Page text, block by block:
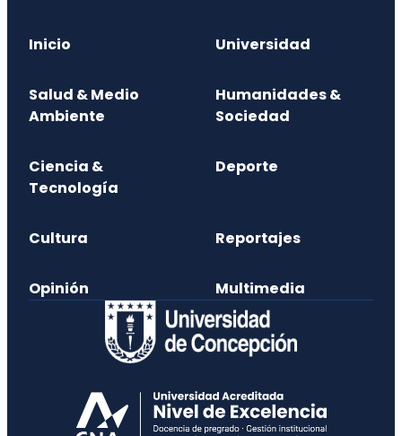
Inicio Universidad
Salud & Medio
Ambiente
Humanidades &
Sociedad
Ciencia &
Tecnología
Deporte
Cultura Reportajes
Opinión Multimedia